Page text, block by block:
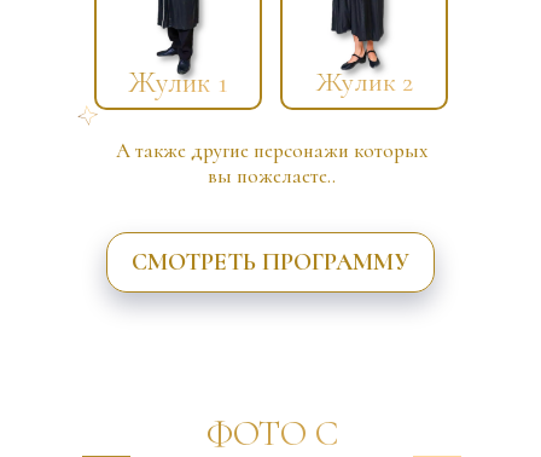
Жулик 1
А также другие персонажи которых
вы пожелаете..
Жулик 2
СМОТРЕТЬ ПРОГРАММУ
ФОТО С